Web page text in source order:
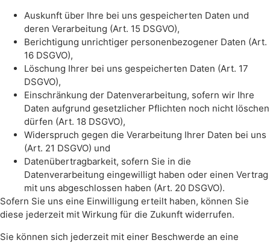
Auskunft über Ihre bei uns gespeicherten Daten und
deren Verarbeitung (Art. 15 DSGVO),
Berichtigung unrichtiger personenbezogener Daten (Art.
16 DSGVO),
Löschung Ihrer bei uns gespeicherten Daten (Art. 17
DSGVO),
Einschränkung der Datenverarbeitung, sofern wir Ihre
Daten aufgrund gesetzlicher Pflichten noch nicht löschen
dürfen (Art. 18 DSGVO),
Widerspruch gegen die Verarbeitung Ihrer Daten bei uns
(Art. 21 DSGVO) und
Datenübertragbarkeit, sofern Sie in die
Datenverarbeitung eingewilligt haben oder einen Vertrag
mit uns abgeschlossen haben (Art. 20 DSGVO).
Sofern Sie uns eine Einwilligung erteilt haben, können Sie
diese jederzeit mit Wirkung für die Zukunft widerrufen.
Sie können sich jederzeit mit einer Beschwerde an eine